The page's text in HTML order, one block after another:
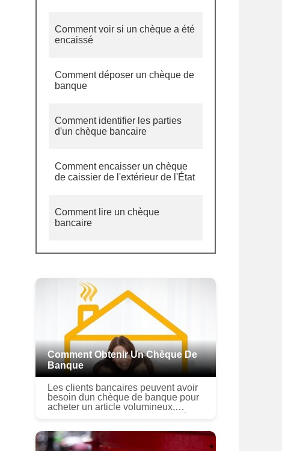
Comment voir si un chèque a été
encaissé
Comment déposer un chèque de
banque
Comment identifier les parties
d'un chèque bancaire
Comment encaisser un chèque
de caissier de l'extérieur de l'État
Comment lire un chèque
bancaire
Comment Obtenir Un Chèque De
Banque
Les clients bancaires peuvent avoir
besoin dun chèque de banque pour
acheter un article volumineux,
comme un acompte pour une voiture
banque est un chèque tiré sur les
fon...